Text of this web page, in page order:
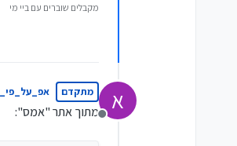
מקבלים שוברים עם ביי מי
א
מנותק
מתקדם
מתוך אתר "אמס":